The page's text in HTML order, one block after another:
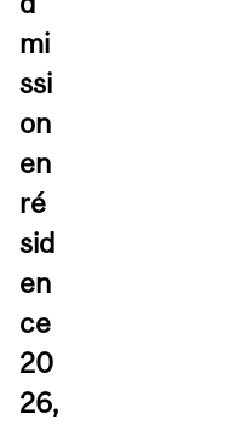
mi
ssi
on
en
ré
sid
en
ce
20
26,